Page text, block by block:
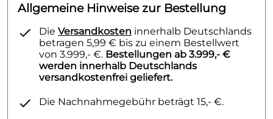
Allgemeine Hinweise zur Bestellung
Die Versandkosten innerhalb Deutschlands
betragen 5,99 € bis zu einem Bestellwert
von 3.999,- €. Bestellungen ab 3.999,- €
werden innerhalb Deutschlands
versandkostenfrei geliefert.
Die Nachnahmegebühr beträgt 15,- €.